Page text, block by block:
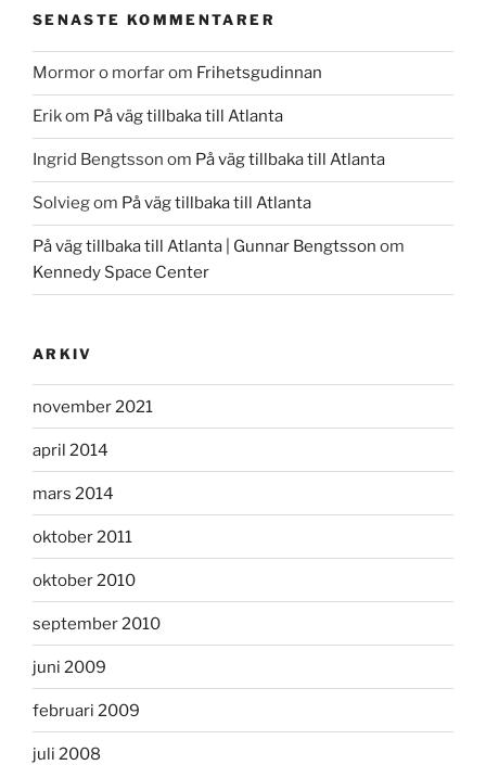
SENASTE KOMMENTARER
Mormor o morfarom Frihetsgudinnan
Erikom På väg tillbaka till Atlanta
Ingrid Bengtsson om På väg tillbaka till Atlanta
Solviegom På väg tillbaka till Atlanta
På väg tillbaka till Atlanta | Gunnar Bengtsson om
Kennedy Space Center
ARKIV
november 2021
april 2014
mars 2014
oktober 2011
oktober 2010
september 2010
juni 2009
februari 2009
juli 2008